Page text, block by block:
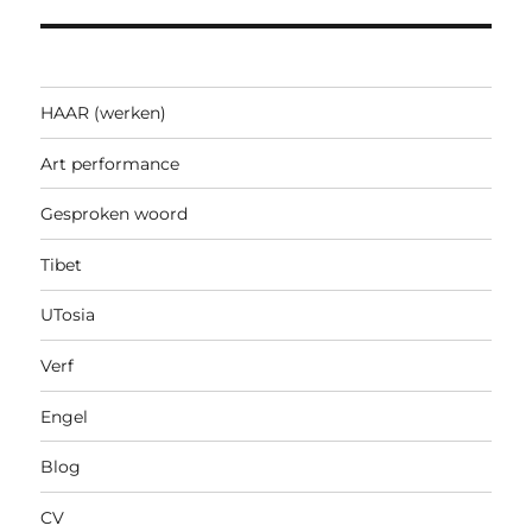
HAAR (werken)
Art performance
Gesproken woord
Tibet
UTosia
Verf
Engel
Blog
CV